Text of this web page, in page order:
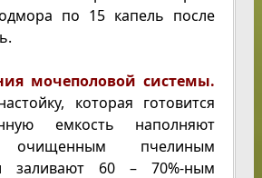
по 15 капель после
мочеполовой системы.
которая готовится
емкость наполняют
очищенным пчелиным
заливают 60 – 70%-ным